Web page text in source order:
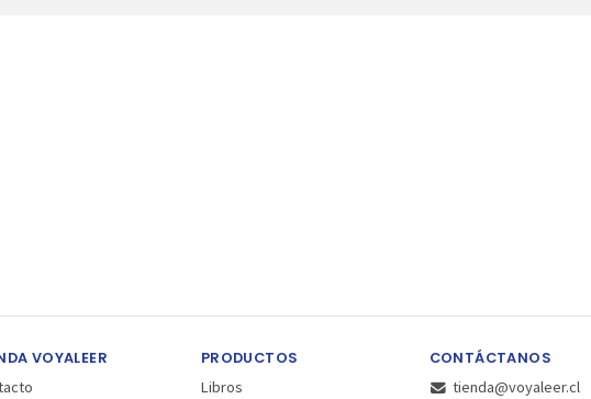
VOYALEER PRODUCTOS
Libros
CONTÁCTANOS
tienda@voyaleer.cl